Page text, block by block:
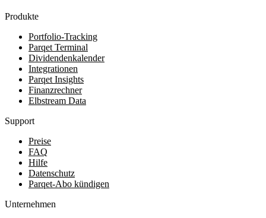
Produkte
Portfolio-Tracking
Parqet Terminal
Dividendenkalender
Integrationen
Parqet Insights
Finanzrechner
Elbstream Data
Support
Preise
FAQ
Hilfe
Datenschutz
Parqet-Abo kündigen
Unternehmen